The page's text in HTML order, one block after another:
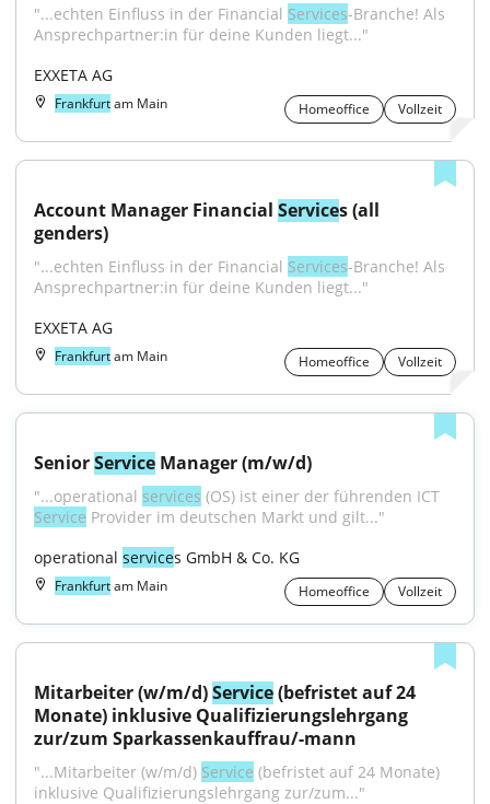
"...echten Einfluss in der Financial Services-Branche! Als
Ansprechpartner:in für deine Kunden liegt..."
EXXETA AG
Frankfurtam Main Homeoffice Vollzeit
Account Manager Financial Services (all
genders)
"...echten Einfluss in der Financial Services-Branche! Als
Ansprechpartner:in für deine Kunden liegt..."
EXXETA AG
Frankfurtam Main Homeoffice Vollzeit
Senior Service Manager (m/w/d)
"...operational services
Service Provider im deutschen Markt und gilt..."
operational services GmbH & Co. KG
Frankfurtam Main Homeoffice Vollzeit
Mitarbeiter (w/m/d) Service (befristet auf 24
Monate) inklusive Qualifizierungslehrgang
zur/zum Sparkassenkauffrau/-mann
"...Mitarbeiter (w/m/d) Service (befristet auf 24 Monate)
inklusive Qualifizierungslehrgang zur/zum..."